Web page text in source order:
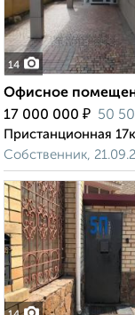
14
Офисное
17 000 000 ₽ 50
Пристанционная
Собственник,